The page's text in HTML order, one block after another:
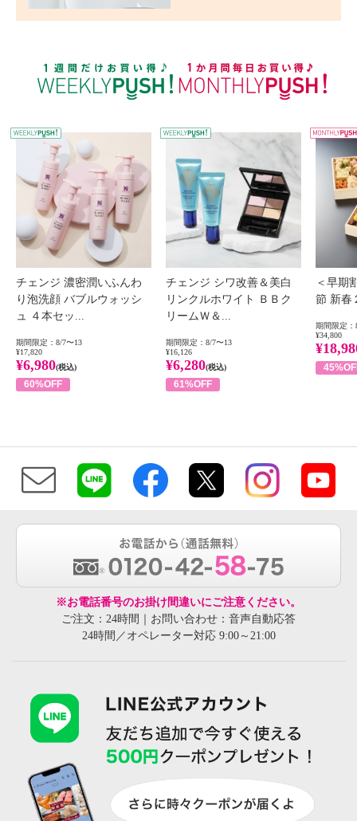
WEEKLY PUSH
チェンジ 濃密潤いふんわ
り泡洗顔 バブルウォッシ
ュ ４本セッ...
期間限定：8/7〜13
¥17,820
¥6,980(税込)
60%OFF
チェンジ シワ改善＆美白
リンクルホワイト ＢＢク
リームＷ＆...
期間限定：8/7〜13
¥16,126
¥6,280(税込)
61%OFF
＜早期
節 新春
期間限定：
¥34,800
※お電話番号のお掛け間違いにご注意ください。
ご注文：24時間｜お問い合わせ：音声自動応答
24時間／オペレーター対応 9:00～21:00